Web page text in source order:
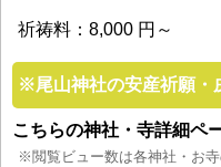
祈祷料：8,000 円～
※尾山神社の安産祈願・
こちらの神社・寺詳細ペ
※閲覧ビュー数は各神社・お